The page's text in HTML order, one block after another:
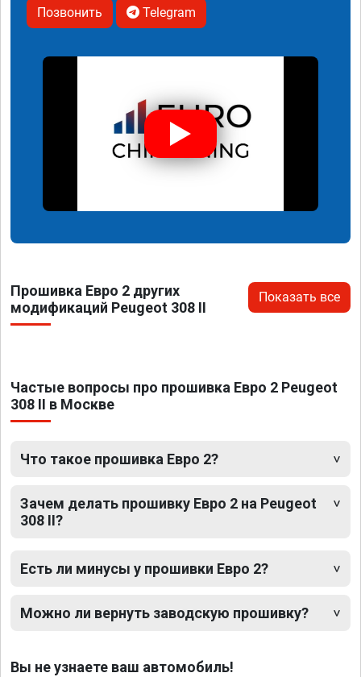
Позвонить Telegram
Прошивка Евро 2 других
модификаций Peugeot 308 II
Показать все
Частые вопросы про прошивка Евро 2 Peugeot
308 II в Москве
Что такое прошивка Евро 2?
Зачем делать прошивку Евро 2 на Peugeot
308 II?
Есть ли минусы у прошивки Евро 2?
Можно ли вернуть заводскую прошивку?
Вы не узнаете ваш автомобиль!